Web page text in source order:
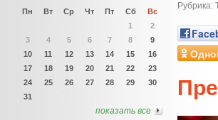
Пн Вт Ср Чт Пт Сб
Вс
1
2
3
4 5 6 7 8
9
10
11 12 13 14 15
16
17
18 19 20 21 22
23
24
25 26 27 28 29
30
31
показать все
Рубрика: